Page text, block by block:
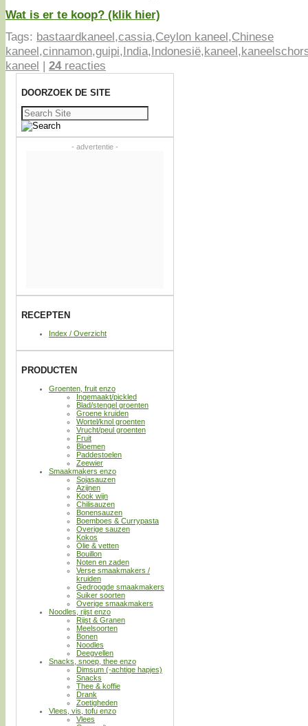
Wat is er te koop? (klik hier)
Tags: bastaardkaneel,cassia,Ceylon kaneel,Chinese
kaneel,cinnamon,guipi,India,Indonesië,kaneel,
kaneel | 24reacties
DOORZOEK DE SITE
Zoeken
naar:
- advertentie -
RECEPTEN
Index / Overzicht
PRODUCTEN
Groenten, fruit enzo
Ingemaakt/pickled
Blad/stengel groenten
Groene kruiden
Wortel/knol groenten
Vrucht/peul groenten
Fruit
Bloemen
Paddestoelen
Zeewier
Smaakmakers enzo
Sojasauzen
Azijnen
Kook wijn
Chilisauzen
Bonensauzen
Boemboes & Currypasta
Overige sauzen
Kokos
Olie & vetten
Bouillon
Noten en zaden
Verse smaakmakers /
kruiden
Gedroogde smaakmakers
Suiker soorten
Overige smaakmakers
Noodles, rijst enzo
Rijst & Granen
Meelsoorten
Bonen
Noodles
Deegvellen
Snacks, snoep, thee enzo
Dimsum (-achtige hapjes)
Snacks
Thee & koffie
Drank
Zoetigheden
Vlees, vis, tofu enzo
Vlees